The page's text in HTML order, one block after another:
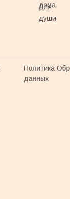
дома
Для
души
Политика
данных